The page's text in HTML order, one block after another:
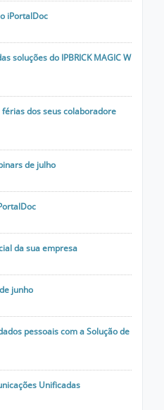
iPortalDoc
soluções do IPBRICK MAGIC W
dos seus colaboradore
de julho
da sua empresa
junho
pessoais com a Solução de
Unificadas